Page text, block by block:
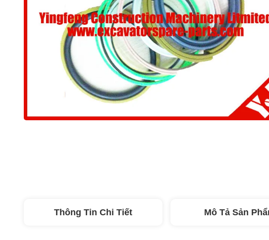
Thông Tin Chi Tiết Mô Tả Sản